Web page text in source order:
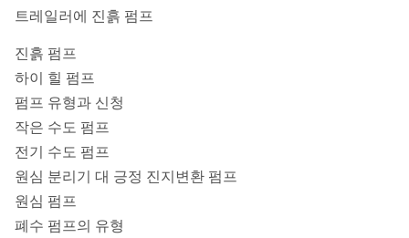
트레일러에 진흙 펌프
진흙 펌프
하이 힐 펌프
펌프 유형과 신청
작은 수도 펌프
전기 수도 펌프
원심 분리기 대 긍정 진지변환 펌프
원심 펌프
폐수 펌프의 유형